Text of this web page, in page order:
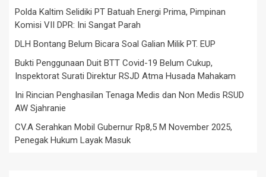
Polda Kaltim Selidiki PT Batuah Energi Prima, Pimpinan
Komisi VII DPR: Ini Sangat Parah
DLH Bontang Belum Bicara Soal Galian Milik PT. EUP
Bukti Penggunaan Duit BTT Covid-19 Belum Cukup,
Inspektorat Surati Direktur RSJD Atma Husada Mahakam
Ini Rincian Penghasilan Tenaga Medis dan Non Medis RSUD
AW Sjahranie
CV.A Serahkan Mobil Gubernur Rp8,5 M November 2025,
Penegak Hukum Layak Masuk